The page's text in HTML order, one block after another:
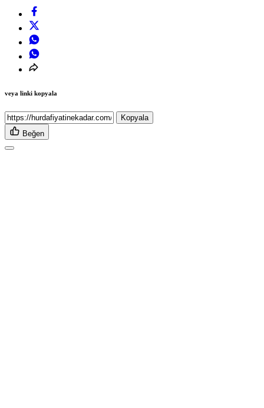
veya linki kopyala
Kopyala
Beğen